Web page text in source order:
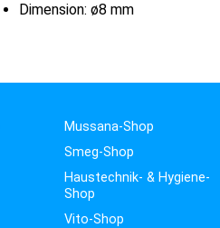
Dimension: ø8 mm
Mussana-Shop
Smeg-Shop
Haustechnik- & Hygiene-
Shop
Vito-Shop